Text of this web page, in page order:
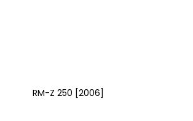
RM-Z 250 [2006]